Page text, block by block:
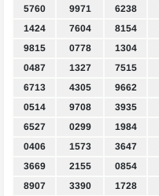
5760
9971 6238
1424
7604 8154
9815
0778 1304
0487
1327 7515
6713
4305 9662
0514
9708 3935
6527
0299 1984
0406
1573 3647
3669
2155 0854
8907
3390 1728